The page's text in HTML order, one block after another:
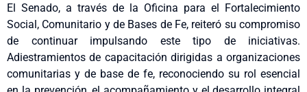
El Senado, a través de la Oficina para el Fortalecimiento
Social, Comunitario y de Bases de Fe, reiteró su compromiso
de continuar impulsando este tipo de iniciativas.
Adiestramientos de capacitación dirigidas a organizaciones
comunitarias y de base de fe, reconociendo su rol esencial